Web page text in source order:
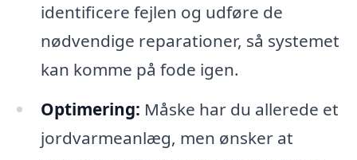
identificere fejlen og udføre de
nødvendige reparationer, så systemet
kan komme på fode igen.
Optimering: Måske har du allerede et
jordvarmeanlæg, men ønsker at